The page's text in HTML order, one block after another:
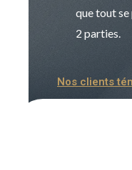
que tout se
2 parties.
Nos clients